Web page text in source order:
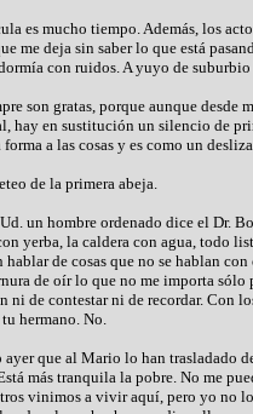
es mucho tiempo. Además, los
me deja sin saber lo que está
con ruidos. A yuyo de
son gratas, porque aunque desde
hay en sustitución un silencio de
a las cosas y es como un
de la primera abeja.
un hombre ordenado dice el Dr.
yerba, la caldera con agua, todo
de cosas que no se hablan
de oír lo que no me importa
ni de contestar ni de recordar. Con
hermano. No.
que al Mario lo han trasladado
más tranquila la pobre. No me
vinimos a vivir aquí, pero yo no